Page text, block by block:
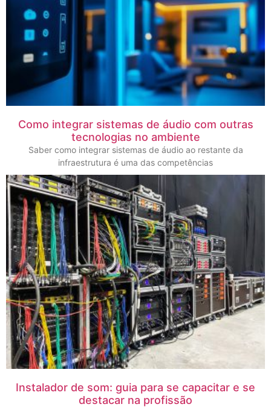
Como integrar sistemas de áudio com outras
tecnologias no ambiente
Saber como integrar sistemas de áudio ao restante da
infraestrutura é uma das competências
Instalador de som: guia para se capacitar e se
destacar na profissão